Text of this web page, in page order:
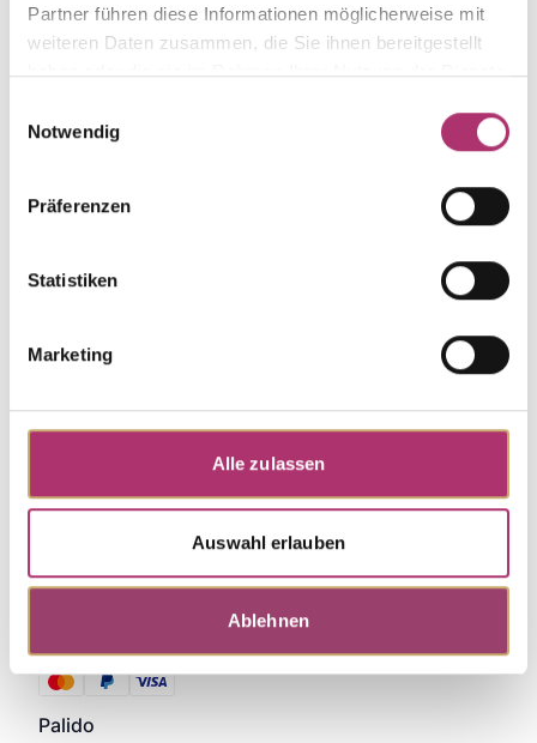
Partner führen diese Informationen möglicherweise mit
weiteren Daten zusammen, die Sie ihnen bereitgestellt
haben oder die sie im Rahmen Ihrer Nutzung der Dienste
Notwendig
Präferenzen
Statistiken
Marketing
Alle zulassen
Auswahl erlauben
Ablehnen
white
Diamond
fc diamond
-
Palido